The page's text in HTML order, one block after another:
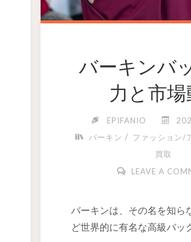
バーキンバ
力と市場
EPIFANIO
バーキン / ファッション/
買取
LEAVE A
バーキンは、その名を知ら
ど世界的に有名な高級バッ